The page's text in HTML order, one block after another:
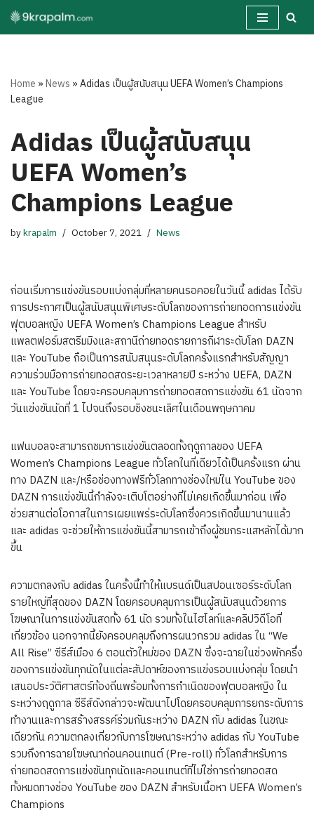
Skip
Home »News »Adidas เป็นผู้สนับสนุน UEFA Women’s Champions
League
Adidas เป็นผู้สนับสนุน
UEFA Women’s
Champions League
bykrapalm October 7, 2021 News
ก่อนเริ่มการแข่งขันรอบแบ่งกลุ่มที่หลายคนรอคอยในวันนี้ adidas ได้รับ
การประกาศเป็นผู้สนับสนุนพิเศษระดับโลกของการถ่ายทอดการแข่งขัน
ฟุตบอลหญิง UEFA Women’s Champions League สำหรับ
แพลตฟอร์มสตรีมมิงและสถานีถ่ายทอดรายการกีฬาระดับโลก DAZN
และ YouTube ถือเป็นการสนับสนุนระดับโลกครั้งแรกสำหรับสัญญา
ความร่วมมือการถ่ายทอดสดระยะเวลาหลายปี ระหว่าง UEFA, DAZN
และ YouTube โดยจะครอบคลุมการถ่ายทอดสดการแข่งขัน 61 นัดจาก
วันแข่งขันนัดที่ 1 ไปจนถึงรอบชิงชนะเลิศในเดือนพฤษภาคม
แฟนบอลจะสามารถชมการแข่งขันตลอดทั้งฤดูกาลของ UEFA
Women’s Champions League ทั่วโลกในที่เดียวได้เป็นครั้งแรก ผ่าน
ทาง DAZN และ/หรือช่องทางฟรีทั่วโลกทางช่องใหม่ใน YouTube ของ
DAZN การแข่งขันนี้กำลังจะเติบโตอย่างที่ไม่เคยเกิดขึ้นมาก่อน เพื่อ
ช่วยสานต่อโอกาสในการเผยแพร่ระดับโลกซึ่งควรเกิดขึ้นมานานแล้ว
และ adidas จะช่วยให้การแข่งขันนี้สามารถเข้าถึงผู้ชมกระแสหลักได้มาก
ขึ้น
ความตกลงกับ adidas ในครั้งนี้ทำให้แบรนด์เป็นสปอนเซอร์ระดับโลก
รายใหญ่ที่สุดของ DAZN โดยครอบคลุมการเป็นผู้สนับสนุนด้วยการ
โฆษณาในการแข่งขันสดทั้ง 61 นัด รวมทั้งในไฮไลท์และคลิปวิดีโอที่
เกี่ยวข้อง นอกจากนี้ยังครอบคลุมถึงการผนวกรวม adidas ใน “We
All Rise” ซีรีส์เมือง 6 ตอนตัวใหม่ของ DAZN ซึ่งจะฉายในช่วงพักครึ่ง
ของการแข่งขันทุกนัดในแต่ละสัปดาห์ของการแข่งรอบแบ่งกลุ่ม โดยนำ
เสนอประวัติศาสตร์ท้องถิ่นพร้อมทั้งการกำเนิดของฟุตบอลหญิง ใน
ระหว่างฤดูกาล ซีรีส์ดังกล่าวจะพัฒนาไปโดยครอบคลุมการยกระดับการ
ทำงานและการสร้างสรรค์ร่วมกันระหว่าง DAZN กับ adidas ในขณะ
เดียวกัน ความตกลงเกี่ยวกับการโฆษณาระหว่าง adidas กับ YouTube
รวมถึงการฉายโฆษณาก่อนคอนเทนต์ (Pre-roll) ทั่วโลกสำหรับการ
ถ่ายทอดสดการแข่งขันทุกนัดและคอนเทนต์ที่ไม่ใช่การถ่ายทอดสด
ทั้งหมดทางช่อง YouTube ของ DAZN สำหรับเนื้อหา UEFA Women’s
Champions